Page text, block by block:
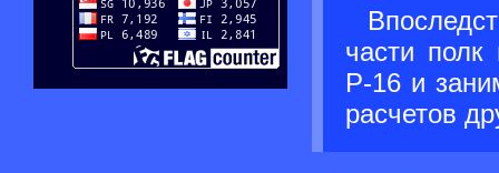
части полк
Р-16 и
расчетов